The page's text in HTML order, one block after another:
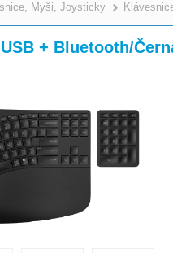
Myši, Joysticky
+ Bluetooth/